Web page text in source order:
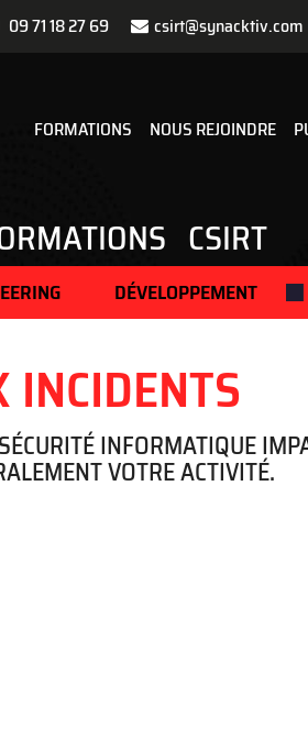
09 71 18 27 69
csirt@synacktiv.com
FORMATIONS NOUS REJOINDRE
CSIRT
DÉVELOPPEMENT
INCIDENTS
INFORMATIQUE
VOTRE ACTIVITÉ.